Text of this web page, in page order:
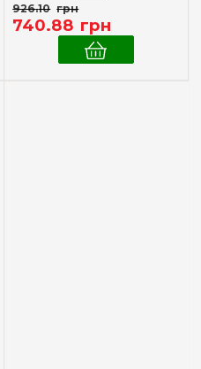
926.10 грн
740.88 грн